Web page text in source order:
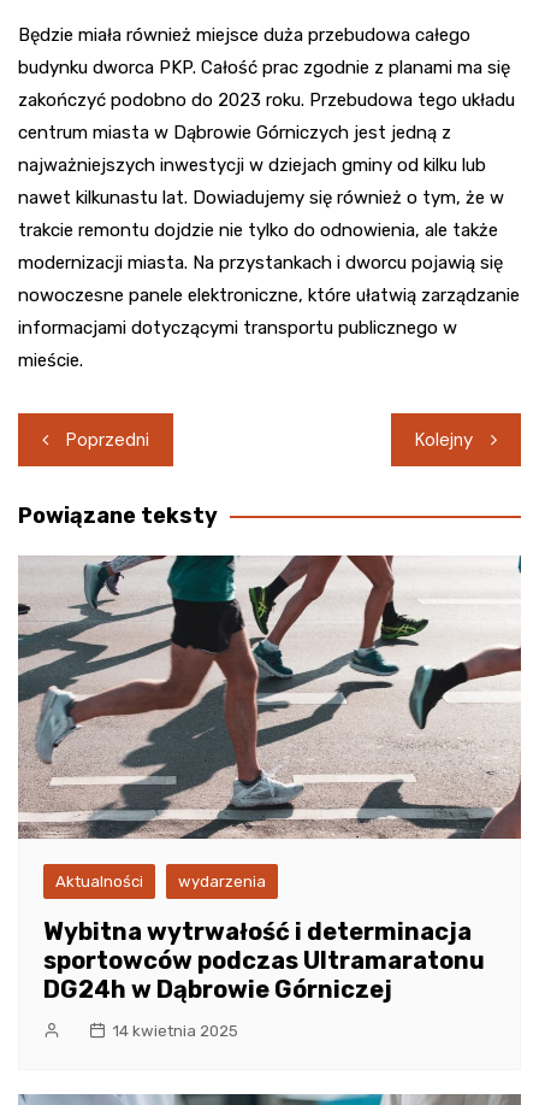
Będzie miała również miejsce duża przebudowa całego
budynku dworca PKP. Całość prac zgodnie z planami ma się
zakończyć podobno do 2023 roku. Przebudowa tego układu
centrum miasta w Dąbrowie Górniczych jest jedną z
najważniejszych inwestycji w dziejach gminy od kilku lub
nawet kilkunastu lat. Dowiadujemy się również o tym, że w
trakcie remontu dojdzie nie tylko do odnowienia, ale także
modernizacji miasta. Na przystankach i dworcu pojawią się
nowoczesne panele elektroniczne, które ułatwią zarządzanie
informacjami dotyczącymi transportu publicznego w
mieście.
Nawigacja
wpisu
Poprzedni Kolejny
Powiązane teksty
Aktualności wydarzenia
Wybitna wytrwałość i determinacja
sportowców podczas Ultramaratonu
DG24h w Dąbrowie Górniczej
14 kwietnia 2025